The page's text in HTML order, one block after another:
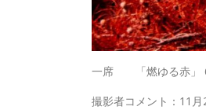
一席 「燃ゆる赤」 6
撮影者コメント：11